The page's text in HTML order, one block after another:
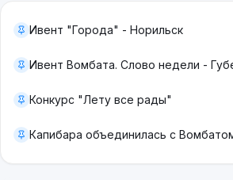
Ивент "Города" - Норильск
Ивент Вомбата. Слово недели -
Конкурс "Лету все рады"
Капибара объединилась с